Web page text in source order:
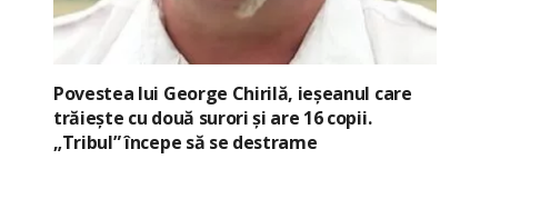
Povestea lui George Chirilă, ieșeanul care
trăiește cu două surori și are 16 copii.
„Tribul” începe să se destrame